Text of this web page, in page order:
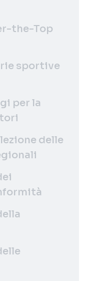
the-Top
sportive
per la
delle